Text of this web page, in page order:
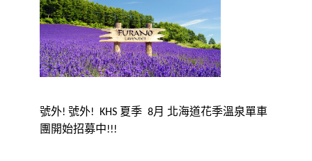
號外! 號外! KHS 夏季 8月 北海道花季溫泉單車
團開始招募中!!!